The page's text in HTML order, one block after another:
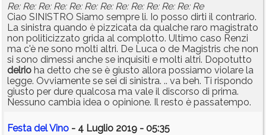
Re: Re: Re: Re: Re: Re: Re: Re: Re: Re: Re: Re: Re
Ciao SINISTRO Siamo sempre li. Io posso dirti il contrario.
La sinistra quando è pizzicata da qualche raro magistrato
non politicizzato grida al complotto. Ultimo caso Renzi
ma c'è ne sono molti altri. De Luca o de Magistris che non
si sono dimessi anche se inquisiti e molti altri. Dopotutto
delrio ha detto che se è giusto allora possiamo violare la
legge. Ovviamente se sei di sinistra. .. va beh. Ti rispondo
giusto per dure qualcosa ma vale il discorso di prima.
Nessuno cambia idea o opinione. Il resto è passatempo.
Festa del Vino - 4 Luglio 2019 - 05:35